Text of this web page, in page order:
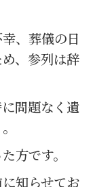
、葬儀の日
、参列は辞
問題なく遺
方です。
知らせてお